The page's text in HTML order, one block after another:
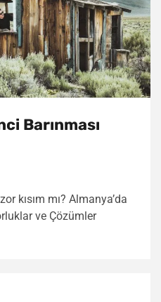
Barınması
kısım mı? Almanya’da
ve Çözümler